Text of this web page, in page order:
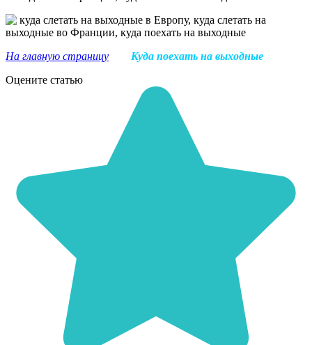
На главную страницу
Куда поехать на выходные
Оцените статью